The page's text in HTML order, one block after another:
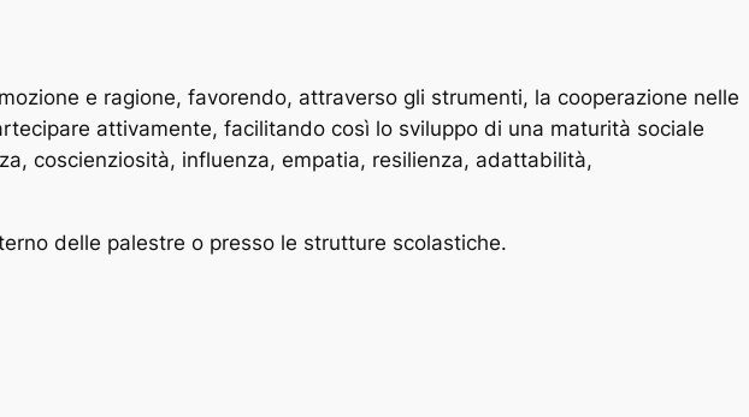
e ragione, favorendo, attraverso gli strumenti, la cooperazione nelle
attivamente, facilitando così lo sviluppo di una maturità sociale
coscienziosità, influenza, empatia, resilienza, adattabilità,
delle palestre o presso le strutture scolastiche.